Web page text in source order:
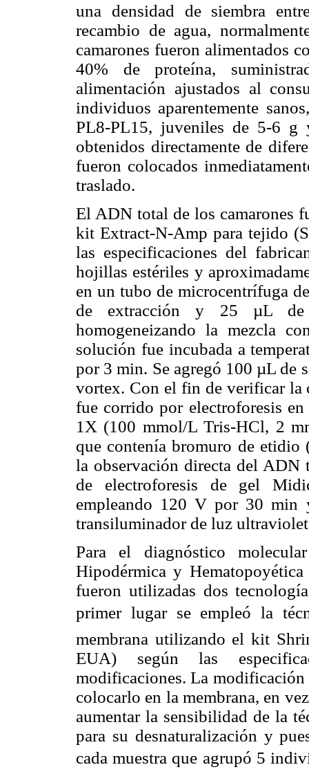
una densidad de siembra
recambio de agua,
camarones fueron alimentados
40% de proteína,
alimentación ajustados al
individuos aparentemente
PL8-PL15, juveniles de 5-6
obtenidos directamente de
fueron colocados
traslado.
El ADN total de los camarones
kit Extract-N-Amp para tejido
las especificaciones del
hojillas estériles y
en un tubo de microcentrífuga
de extracción y 25 µL de
homogeneizando la mezcla
solución fue incubada a
por 3 min. Se agregó 100 µL de
vortex. Con el fin de verificar la
fue corrido por electroforesis
1X (100 mmol/L Tris-HCl, 2
que contenía bromuro de
la observación directa del ADN
de electroforesis de gel
empleando 120 V por 30
transiluminador de luz
Para el diagnóstico
Hipodérmica y
fueron utilizadas dos
primer lugar se empleó la
membrana utilizando el kit
EUA) según las
modificaciones. La
colocarlo en la membrana, en
aumentar la sensibilidad de la
para su desnaturalización y
cada muestra que agrupó 5